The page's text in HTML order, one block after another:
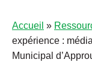
Accueil »
expérience :
Municipal